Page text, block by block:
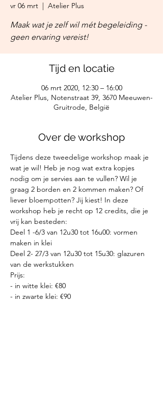
vr 06 mrt
  |
Atelier Plus
Maak wat je zelf wil mét begeleiding -
geen ervaring vereist!
Tijd en locatie
06 mrt 2020, 12:30 – 16:00
Atelier Plus, Notenstraat 39, 3670 Meeuwen-
Gruitrode, België
Over de workshop
Tijdens deze tweedelige workshop maak je
wat je wil! Heb je nog wat extra kopjes
nodig om je servies aan te vullen? Wil je
graag 2 borden en 2 kommen maken? Of
liever bloempotten? Jij kiest! In deze
workshop heb je recht op 12 credits, die je
vrij kan besteden:
Deel 1 -6/3 van 12u30 tot 16u00: vormen
maken in klei
Deel 2- 27/3 van 12u30 tot 15u30: glazuren
van de werkstukken
Prijs:
- in witte klei: €80
- in zwarte klei: €90